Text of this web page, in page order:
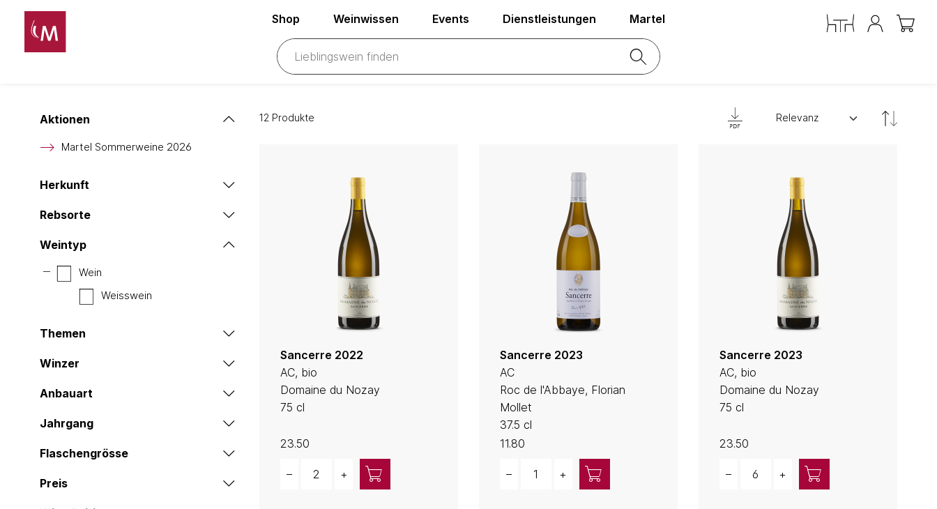
Shop Weinwissen Events Dienstleistungen Martel
Aktionen
Martel Sommerweine 2026
Herkunft
Rebsorte
Weintyp
Wein
Weisswein
Themen
Winzer
Anbauart
Jahrgang
Flaschengrösse
Preis
12 Produkte
Sancerre 2022
AC, bio
Domaine du Nozay
75 cl
23.50
– +
Sancerre 2023
AC
Roc de l'Abbaye, Florian
Mollet
37.5 cl
11.80
– +
Sancerre 2023
AC, bio
Domaine du Nozay
75 cl
23.50
– +